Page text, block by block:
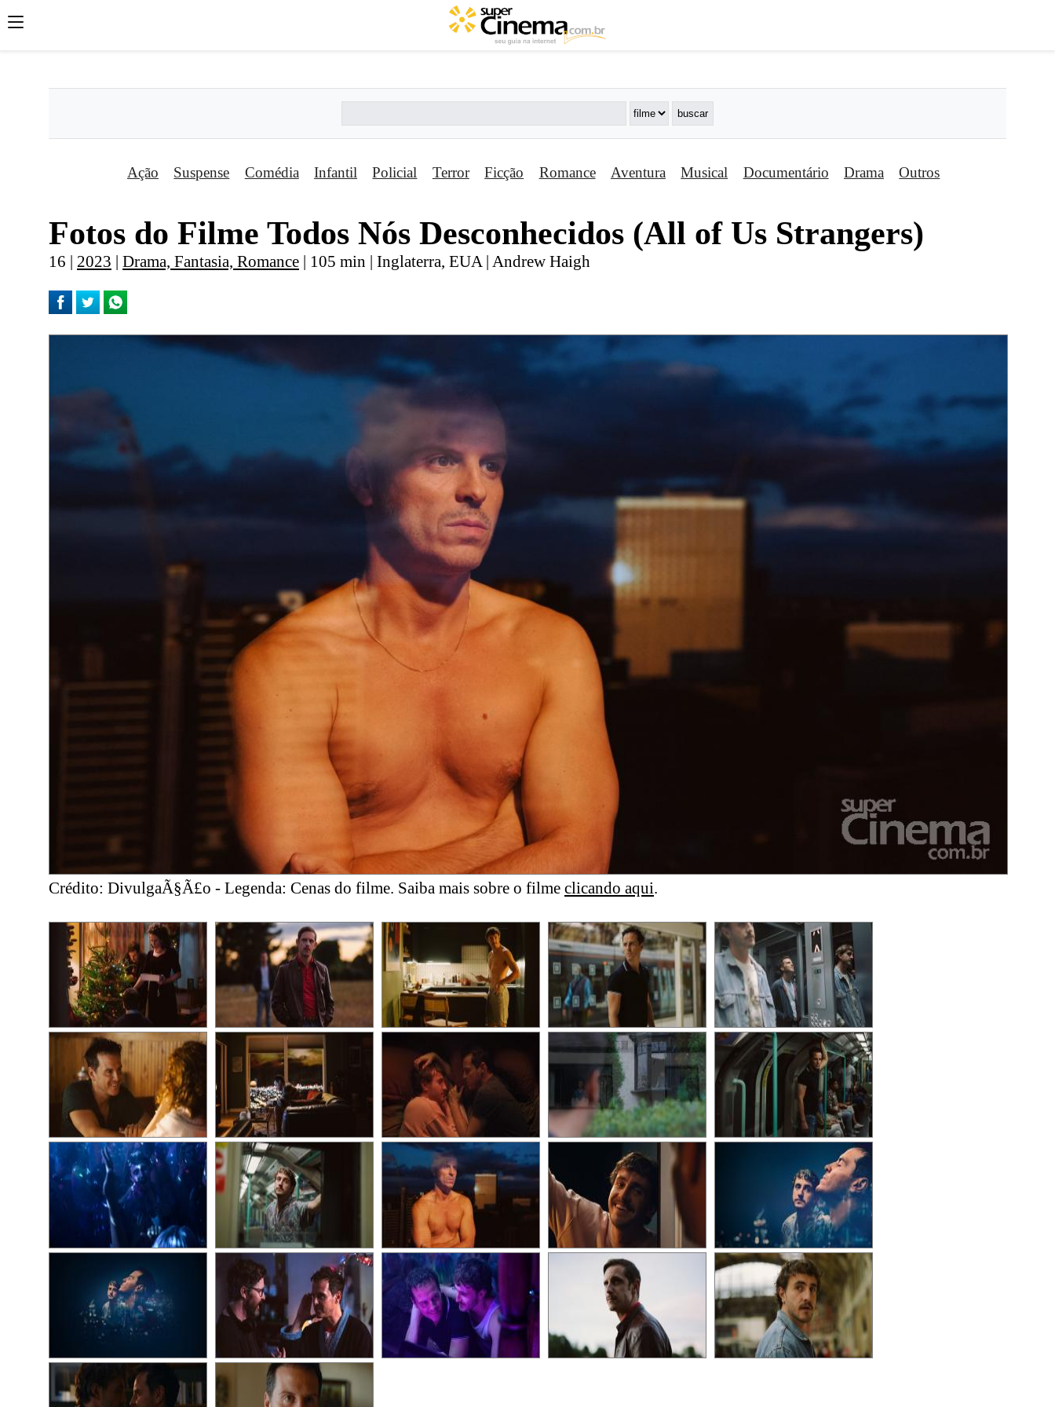
';';
Ação Suspense Comédia Infantil Policial Terror Ficção Romance Aventura Musical Documentário Drama Outros
Fotos do Filme Todos Nós Desconhecidos (All of Us Strangers)
16 | 2023 | Drama, Fantasia, Romance | 105 min | Inglaterra, EUA | Andrew Haigh
Crédito: DivulgaÃ§Ã£o - Legenda: Cenas do filme. Saiba mais sobre o filme clicando aqui.